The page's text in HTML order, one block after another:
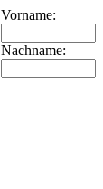
Vorname:
Nachname: